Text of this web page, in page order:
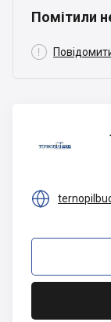
Помітили

